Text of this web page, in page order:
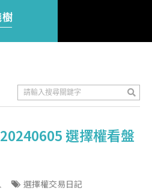
選擇權看盤
選擇權交易日記